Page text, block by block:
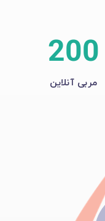
200
مربی آنلاین